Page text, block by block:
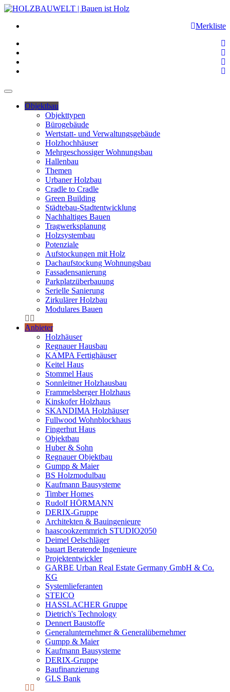
Merkliste
Objektbau
Objekttypen
Bürogebäude
Wertstatt- und Verwaltungsgebäude
Holzhochhäuser
Mehrgeschossiger Wohnungsbau
Hallenbau
Themen
Urbaner Holzbau
Cradle to Cradle
Green Building
Städtebau-Stadtentwicklung
Nachhaltiges Bauen
Tragwerksplanung
Holzsystembau
Potenziale
Aufstockungen mit Holz
Dachaufstockung Wohnungsbau
Fassadensanierung
Parkplatzüberbauung
Serielle Sanierung
Zirkulärer Holzbau
Modulares Bauen
Anbieter
Holzhäuser
Regnauer Hausbau
KAMPA Fertighäuser
Keitel Haus
Stommel Haus
Sonnleitner Holzhausbau
Frammelsberger Holzhaus
Kinskofer Holzhaus
SKANDIMA Holzhäuser
Fullwood Wohnblockhaus
Fingerhut Haus
Objektbau
Huber & Sohn
Regnauer Objektbau
Gumpp & Maier
BS Holzmodulbau
Kaufmann Bausysteme
Timber Homes
Rudolf HÖRMANN
DERIX-Gruppe
Architekten & Bauingenieure
haascookzemmrich STUDIO2050
Deimel Oelschläger
bauart Beratende Ingenieure
Projektentwickler
GARBE Urban Real Estate Germany GmbH & Co.
KG
Systemlieferanten
STEICO
HASSLACHER Gruppe
Dietrich's Technology
Dennert Baustoffe
Generalunternehmer & Generalübernehmer
Gumpp & Maier
Kaufmann Bausysteme
DERIX-Gruppe
Baufinanzierung
GLS Bank